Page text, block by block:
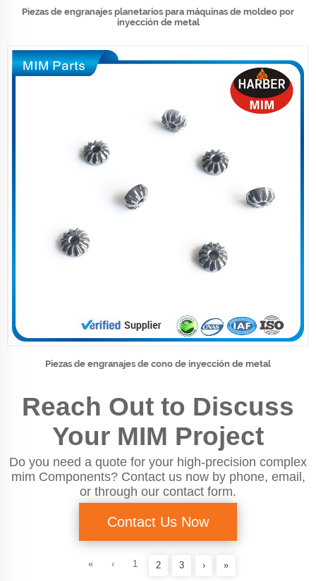
Piezas de engranajes planetarios para máquinas de moldeo por
inyección de metal
Piezas de engranajes de cono de inyección de metal
Reach Out to Discuss
Your MIM Project
Do you need a quote for your high-precision complex
mim Components? Contact us now by phone, email,
or through our contact form.
Contact Us Now
« ‹ 1 2 3 › »